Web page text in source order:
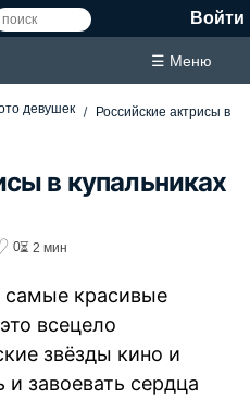
Войти
☰ Меню
девушек
Российские актрисы в
в купальниках
0⏳ 2 мин
самые красивые
всецело
звёзды кино и
завоевать сердца